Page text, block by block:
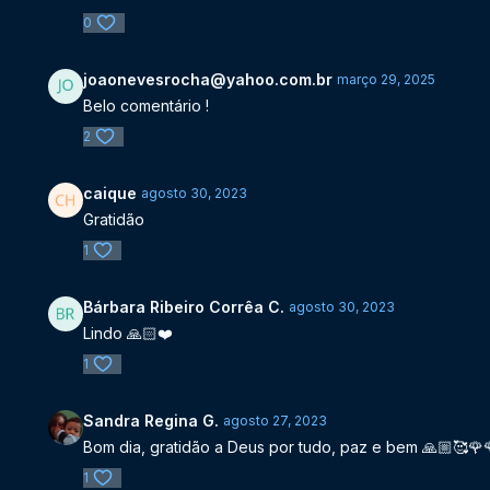
0
joaonevesrocha@yahoo.com.br março 29, 2025
Belo comentário !
2
caique agosto 30, 2023
Gratidão
1
Bárbara Ribeiro Corrêa C. agosto 30, 2023
Lindo 🙏🏻❤️
1
Sandra Regina G. agosto 27, 2023
Bom dia, gratidão a Deus por tudo, paz e bem
1